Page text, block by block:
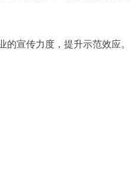
宣传力度，提升示范效应。